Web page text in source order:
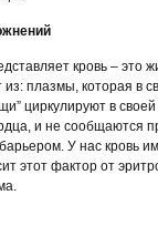
кровь – это
плазмы, которая в
циркулируют в
и не сообщаются
У нас кровь
этот фактор от